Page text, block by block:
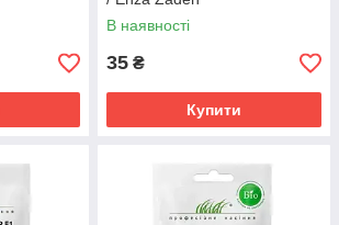
В наявності
35 ₴
Купити